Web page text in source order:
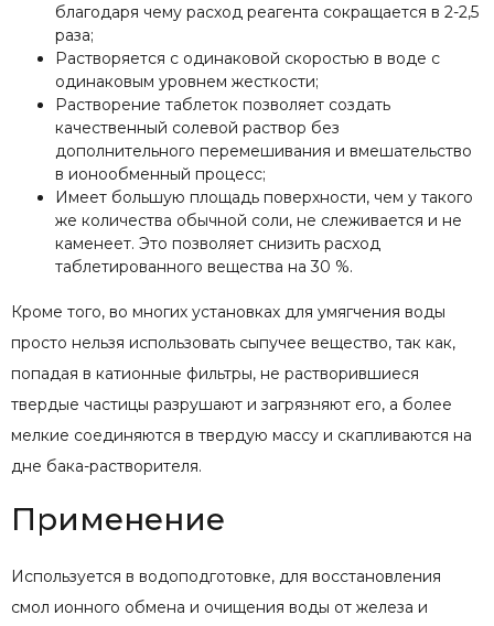
благодаря чему расход реагента сокращается в 2-2,5
раза;
Растворяется с одинаковой скоростью в воде с
одинаковым уровнем жесткости;
Растворение таблеток позволяет создать
качественный солевой раствор без
дополнительного перемешивания и вмешательство
в ионообменный процесс;
Имеет большую площадь поверхности, чем у такого
же количества обычной соли, не слеживается и не
каменеет. Это позволяет снизить расход
таблетированного вещества на 30 %.
Кроме того, во многих установках для умягчения воды
просто нельзя использовать сыпучее вещество, так как,
попадая в катионные фильтры, не растворившиеся
твердые частицы разрушают и загрязняют его, а более
мелкие соединяются в твердую массу и скапливаются на
дне бака-растворителя.
Применение
Используется в водоподготовке, для восстановления
смол ионного обмена и очищения воды от железа и